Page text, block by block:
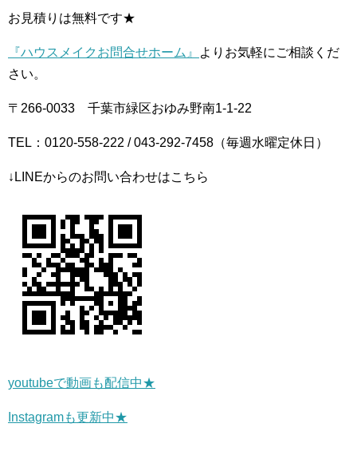
お見積りは無料です★
『ハウスメイクお問合せホーム』
よりお気軽にご相談くだ
さい。
〒266-0033 千葉市緑区おゆみ野南1-1-22
TEL：0120-558-222 / 043-292-7458（毎週水曜定休日）
↓LINEからのお問い合わせはこちら
youtubeで動画も配信中★
Instagramも更新中★